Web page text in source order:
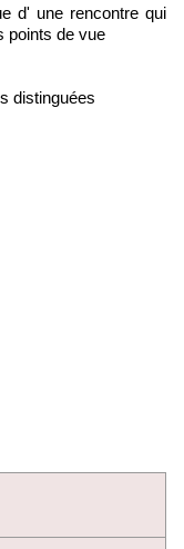
d' une rencontre qui
points de vue
distinguées